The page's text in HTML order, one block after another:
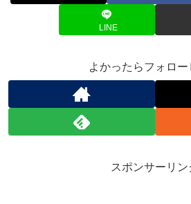
LINE
よかったらフォロー
スポンサーリン